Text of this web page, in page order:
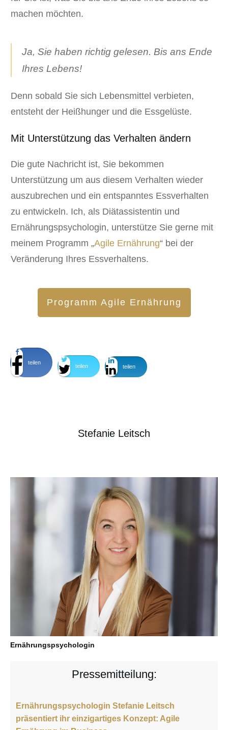
Stefanie Leitsch
Ernährungspsychologin
Pressemitteilung:
Ernährungspsychologin Stefanie Leitsch
präsentiert ihr einzigartiges Konzept: Agile
machen möchten.
Ja, Sie haben richtig gelesen. Bis ans Ende
Ihres Lebens!
Denn sobald Sie sich Lebensmittel verbieten,
entsteht der Heißhunger und die Essgelüste.
Mit Unterstützung das Verhalten ändern
Die gute Nachricht ist, Sie bekommen
Unterstützung um aus diesem Verhalten wieder
auszubrechen und ein entspanntes Essverhalten
zu entwickeln. Ich, als Diätassistentin und
Ernährungspsychologin, unterstütze Sie gerne mit
meinem Programm „Agile Ernährung“ bei der
Veränderung Ihres Essverhaltens.
Programm Agile Ernährung
teilen
teilen teilen